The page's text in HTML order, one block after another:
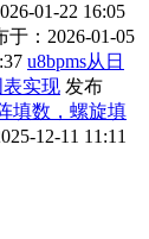
01-22 16:05
于：2026-01-05
u8bpms从日
表实现 发布
填数，螺旋填
12-11 11:11